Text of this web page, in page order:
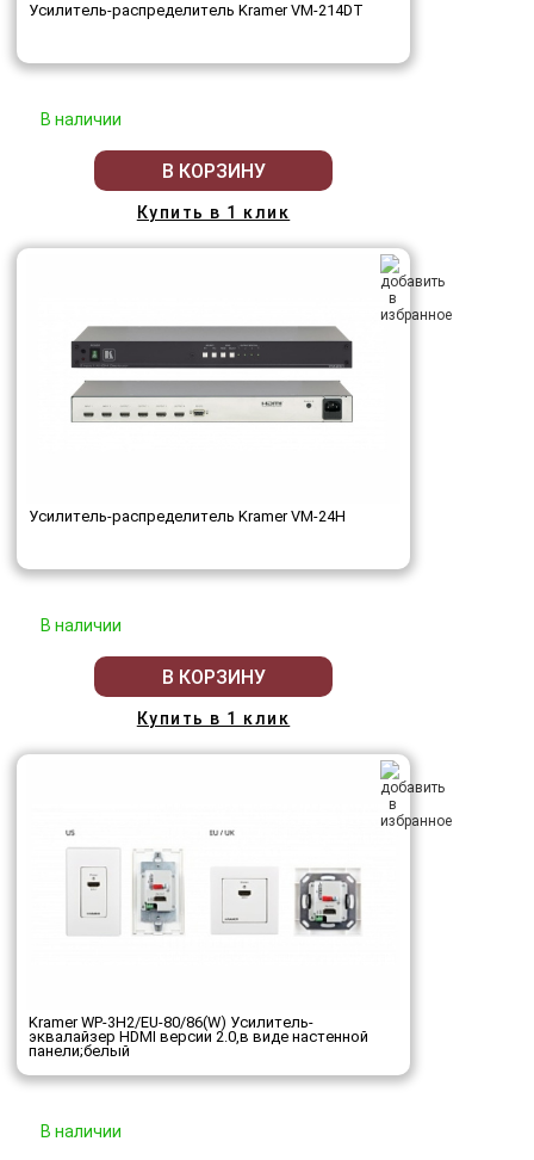
Усилитель-распределитель Kramer VM-214DT
В наличии
В КОРЗИНУ
Купить в 1 клик
Усилитель-распределитель Kramer VM-24H
В наличии
В КОРЗИНУ
Купить в 1 клик
Kramer WP-3H2/EU-80/86(W) Усилитель-
эквалайзер HDMI версии 2.0,в виде настенной
панели;белый
В наличии